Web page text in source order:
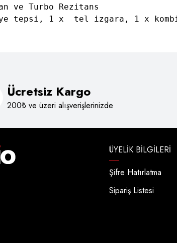
ve Turbo Rezitans
tepsi, 1 x  tel izgara, 1 x kombi
Ücretsiz Kargo
200₺ ve üzeri alışverişlerinizde
ÜYELIK BILGILERI
Şifre Hatırlatma
Sipariş Listesi